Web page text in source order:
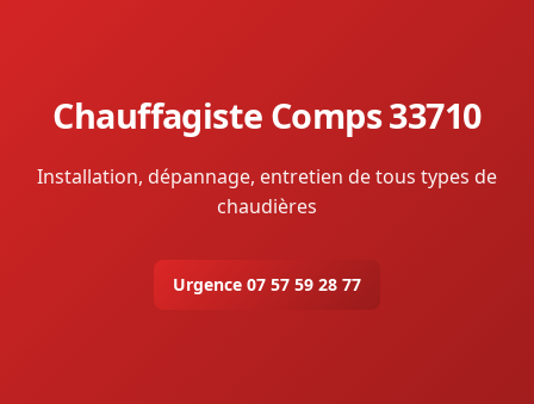
Chauffagiste Comps 33710
Installation, dépannage, entretien de tous types de
chaudières
Urgence 07 57 59 28 77